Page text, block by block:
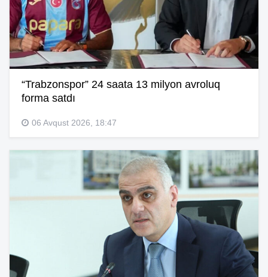
“Trabzonspor” 24 saata 13 milyon avroluq
forma satdı
06 Avqust 2026, 18:47